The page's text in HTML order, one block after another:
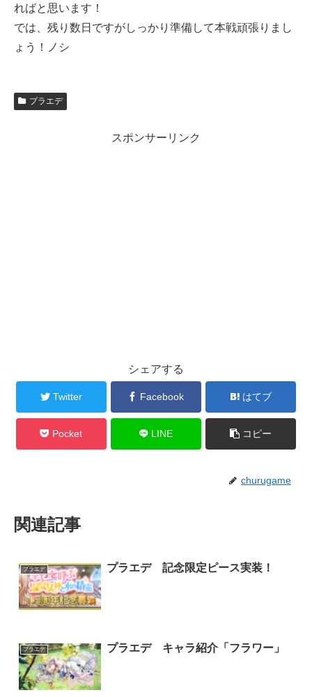
ればと思います！
では、残り数日ですがしっかり準備して本戦頑張りまし
ょう！ノシ
プラエデ
スポンサーリンク
シェアする
Twitter Facebook はてブ
Pocket LINE コピー
churugame
関連記事
プラエデ プラエデ 記念限定ピース実装！
プラエデ プラエデ キャラ紹介「フラワー」